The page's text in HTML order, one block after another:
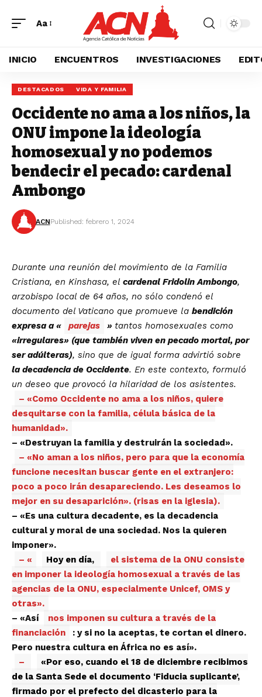
Aa
INICIO ENCUENTROS INVESTIGACIONES
DESTACADOS VIDA Y FAMILIA
Occidente no ama a los niños, la
ONU impone la ideología
homosexual y no podemos
bendecir el pecado: cardenal
Ambongo
ACNPublished: febrero 1, 2024
Durante una reunión del movimiento de la Familia
Cristiana, en Kinshasa, el cardenal Fridolin Ambongo,
arzobispo local de 64 años, no sólo condenó el
documento del Vaticano que promueve la bendición
expresa a «
parejas » tantos homosexuales como
«irregulares» (que también viven en pecado mortal, por
ser adúlteras), sino que de igual forma advirtió sobre
la decadencia de Occidente. En este contexto, formuló
un deseo que provocó la hilaridad de los asistentes.
– «Como Occidente no ama a los niños, quiere
desquitarse con la familia, célula básica de la
humanidad».
– «Destruyan la familia y destruirán la sociedad».
– «No aman a los niños, pero para que la economía
funcione necesitan buscar gente en el extranjero:
poco a poco irán desapareciendo. Les deseamos lo
mejor en su desaparición». (risas en la iglesia).
– «Es una cultura decadente, es la decadencia
cultural y moral de una sociedad. Nos la quieren
imponer».
– «
Hoy en día,
el sistema de la ONU consiste
en imponer la ideología homosexual a través de las
agencias de la ONU, especialmente Unicef, OMS y
otras».
– «Así
nos imponen su cultura a través de la
financiación
: y si no la aceptas, te cortan el dinero.
Pero nuestra cultura en África no es así».
–
«Por eso, cuando el 18 de diciembre recibimos
de la Santa Sede el documento ‘Fiducia suplicante’,
firmado por el prefecto del dicasterio para la